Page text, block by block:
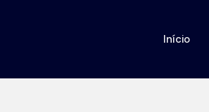
Início